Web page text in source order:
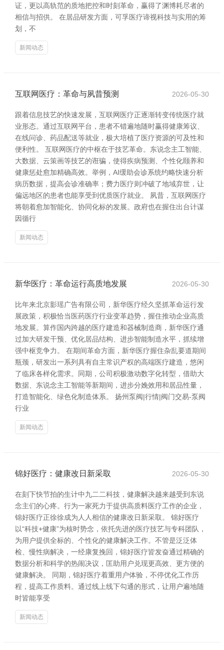
证，更以高轨范的质地把控和时刻革命，赢得了渊博耗尽者的
相信与招供。 在居品研发方面，可孚医疗谛视科技与实用的筹
划，不
新闻动态
互联网医疗：革命与夙昔预测 2026-05-30
跟着信息技艺的快速发展，互联网医疗正逐渐转变传统医疗就
业形态。通过互联网平台，患者不错遍地随时赢得健康筹议、
在线问诊、药品配送等就业，极大培植了医疗资源的可及性和
便利性。 互联网医疗的中枢在于技艺革命。东说念主工智能、
大数据、云策画等技艺的诳骗，使得疾病预测、个性化颐养和
健康惩处愈加精确高效。举例，AI缓助会诊系统约略快速分析
病历数据，提高会诊准确率；费力医疗则冲破了地域弃世，让
偏远地区的患者也能享受到优质医疗就业。 夙昔，互联网医疗
将朝着愈加智能化、协同化标的发展。政府也在握住出台计谋
因循行
新闻动态
新华医疗：革命运行高质地发展 2026-05-30
比年来北京影瑶广告有限公司，新华医疗经久坚抓革命运行发
展政策，积极恰当医药医疗行业变革趋势，握住推动企业高质
地发展。算作国内跨越的医疗建造和器械制造商，新华医疗通
过加大研发干预、优化居品结构、进步智能制造水平，抓续增
强中枢竞争力。 在期间革命方面，新华医疗握住杂乱要道期间
瓶颈，研发出一系列具有自主常识产权的高端医疗建造，悠闲
了临床各样化需求。同期，公司积极激动数字化转型，借助大
数据、东说念主工智能等新期间，进步分娩效用和居品性量，
打造智能化、绿色化制造体系。 扬州泵阀|行情|阀门交易-泵阀
行业
新闻动态
锦好医疗：健康改日新采取 2026-05-30
在刻下快节拍的生计中九二二科技，健康解决越来越受到东说
念主们的心疼。行为一家死力于提供高质料医疗工作的企业，
锦好医疗正徐徐成为人人相信的健康改日新采取。 锦好医疗
以“科技+健康”为核时势念，依托先进的医疗技艺与专科团队，
为用户提供全标的、个性化的健康解决工作。不管是泛泛体
检、慢性病解决，一经康复挽回，锦好医疗皆发奋通过精确的
数据分析和科学的热闹决议，匡助用户兑现更高效、更方便的
健康解决。 同期，锦好医疗着重用户体验，不停优化工作历
程，提高工作质料。通过线上线下勾通的形式，让用户遍地随
时皆能享受
新闻动态